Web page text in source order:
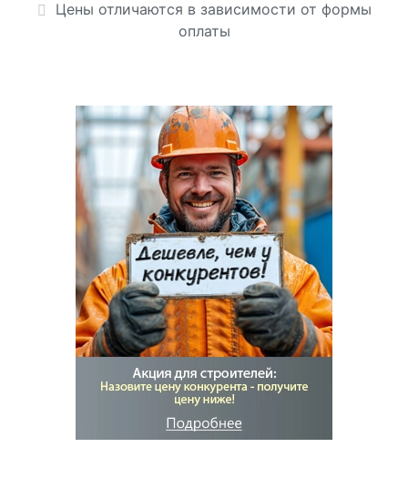
Цены отличаются в зависимости от формы
оплаты